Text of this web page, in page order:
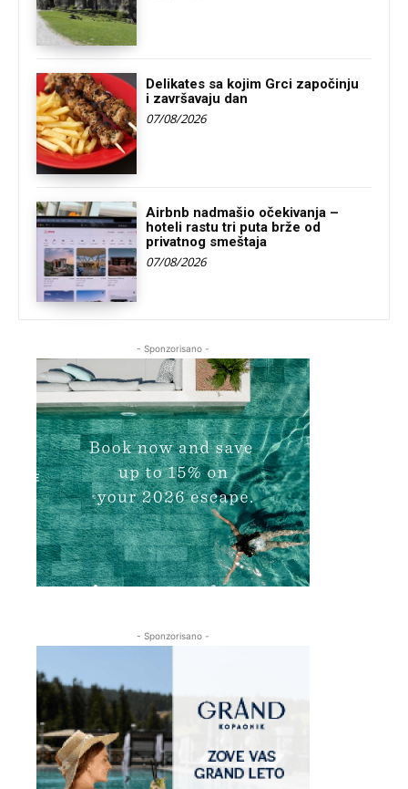
Delikates sa kojim Grci započinju
i završavaju dan
07/08/2026
Airbnb nadmašio očekivanja –
hoteli rastu tri puta brže od
privatnog smeštaja
07/08/2026
- Sponzorisano -
- Sponzorisano -